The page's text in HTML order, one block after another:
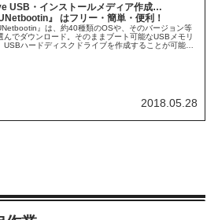
USB・インストールメディア作成…
UNetbootin』 はフリー・簡単・便利！
』は、約40種類のOSや、そのバージョン等
んでダウンロード。そのままブート可能なUSBメモリ
USBハードディスクドライブを作成することが可能な
2018.05.28